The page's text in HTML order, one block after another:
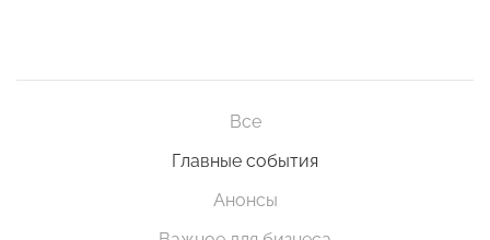
Все
Главные события
Анонсы